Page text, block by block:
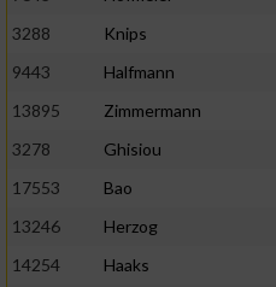
3288
Knips
9443
Halfmann
13895
Zimmermann
3278
Ghisiou
17553
Bao
13246
Herzog
14254
Haaks